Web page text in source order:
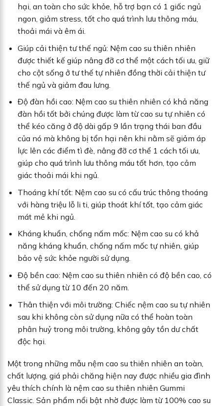
hại, an toàn cho sức khỏe, hỗ trợ bạn có 1 giấc ngủ
ngon, giảm stress, tốt cho quá trình lưu thông máu,
thoải mái và êm ái.
Giúp cải thiện tư thế ngủ: Nệm cao su thiên nhiên
được thiết kế giúp nâng đỡ cơ thể một cách tối ưu, giữ
cho cột sống ở tư thế tự nhiên đồng thời cải thiện tư
thế ngủ và giảm đau lưng.
Độ đàn hồi cao: Nệm cao su thiên nhiên có khả năng
đàn hồi tốt bởi chúng được làm từ cao su tự nhiên có
thể kéo căng ở độ dài gấp 9 lần trạng thái ban đầu
của nó mà không bị tổn hại nên khi nằm sẽ giảm áp
lực lên các điểm tì đè, nâng đỡ cơ thể 1 cách tối ưu,
giúp cho quá trình lưu thông máu tốt hơn, tạo cảm
giác thoải mái khi ngủ.
Thoáng khí tốt: Nệm cao su có cấu trúc thông thoáng
với hàng triệu lỗ li ti, giúp thoát khí tốt, tạo cảm giác
mát mẻ khi ngủ.
Kháng khuẩn, chống nấm mốc: Nệm cao su có khả
năng kháng khuẩn, chống nấm mốc tự nhiên, giúp
bảo vệ sức khỏe người sử dụng.
Độ bền cao: Nệm cao su thiên nhiên có độ bền cao, có
thể sử dụng từ 10 đến 20 năm.
Thân thiện với môi trường: Chiếc nệm cao su tự nhiên
sau khi không còn sử dụng nữa có thể hoàn toàn
phân huỷ trong môi trường, không gây tồn dư chất
độc hại.
Một trong những mẫu nệm cao su thiên nhiên an toàn,
chất lượng, giá phải chăng hiện nay được nhiều gia đình
yêu thích chính là nệm cao su thiên nhiên Gummi
Classic. Sản phẩm nổi bật nhờ được làm từ 100% cao su